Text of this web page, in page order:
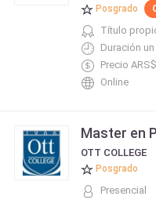
Posgrado
Título
Duración
Precio
Online
Master en
OTT COLLEGE
Posgrado
Presencial